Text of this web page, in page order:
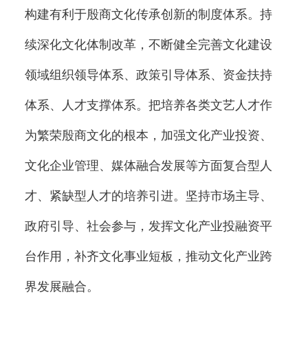
构建有利于殷商文化传承创新的制度体系。持
续深化文化体制改革，不断健全完善文化建设
领域组织领导体系、政策引导体系、资金扶持
体系、人才支撑体系。把培养各类文艺人才作
为繁荣殷商文化的根本，加强文化产业投资、
文化企业管理、媒体融合发展等方面复合型人
才、紧缺型人才的培养引进。坚持市场主导、
政府引导、社会参与，发挥文化产业投融资平
台作用，补齐文化事业短板，推动文化产业跨
界发展融合。